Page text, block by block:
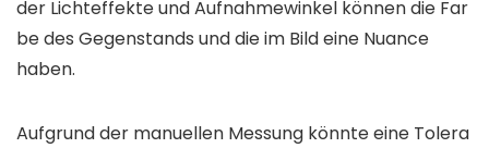
der Lichteffekte und Aufnahmewinkel können die Far
be des Gegenstands und die im Bild eine Nuance
haben.
Aufgrund der manuellen Messung könnte eine Tolera